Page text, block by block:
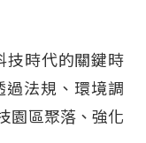
技時代的關鍵時
過法規、環境調
園區聚落、強化